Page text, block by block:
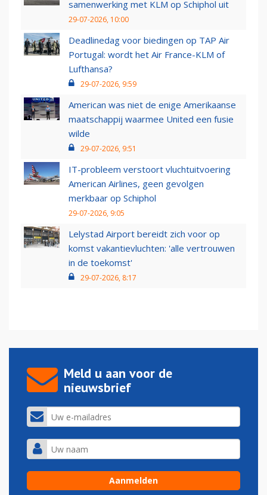
samenwerking met KLM op Schiphol uit
29-07-2026, 10:00
Deadlinedag voor biedingen op TAP Air
Portugal: wordt het Air France-KLM of
Lufthansa?
29-07-2026, 9:59
American was niet de enige Amerikaanse
maatschappij waarmee United een fusie
wilde
29-07-2026, 9:51
IT-probleem verstoort vluchtuitvoering
American Airlines, geen gevolgen
merkbaar op Schiphol
29-07-2026, 9:05
Lelystad Airport bereidt zich voor op
komst vakantievluchten: 'alle vertrouwen
in de toekomst'
29-07-2026, 8:17
Meld u aan voor de
nieuwsbrief